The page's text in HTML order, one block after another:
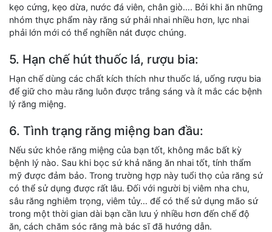
kẹo cứng, kẹo dừa, nước đá viên, chân giò…. Bởi khi ăn những
nhóm thực phẩm này răng sứ phải nhai nhiều hơn, lực nhai
phải lớn mới có thể nghiền nát được chúng.
5. Hạn chế hút thuốc lá, rượu bia:
Hạn chế dùng các chất kích thích như thuốc lá, uống rượu bia
để giữ cho màu răng luôn được trắng sáng và ít mắc các bệnh
lý răng miệng.
6. Tình trạng răng miệng ban đầu:
Nếu sức khỏe răng miệng của bạn tốt, không mắc bất kỳ
bệnh lý nào. Sau khi bọc sứ khả năng ăn nhai tốt, tính thẩm
mỹ được đảm bảo. Trong trường hợp này tuổi thọ của răng sứ
có thể sử dụng được rất lâu. Đối với người bị viêm nha chu,
sâu răng nghiêm trọng, viêm tủy… để có thể sử dụng mão sứ
trong một thời gian dài bạn cần lưu ý nhiều hơn đến chế độ
ăn, cách chăm sóc răng mà bác sĩ đã hướng dẫn.